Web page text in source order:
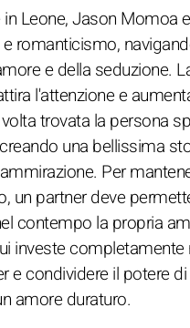
in Leone, Jason Momoa
romanticismo,
e della seduzione.
l'attenzione e
trovata la persona
una bellissima
Per
un partner deve
contempo la propria
investe completamente
e condividere il potere
amore duraturo.